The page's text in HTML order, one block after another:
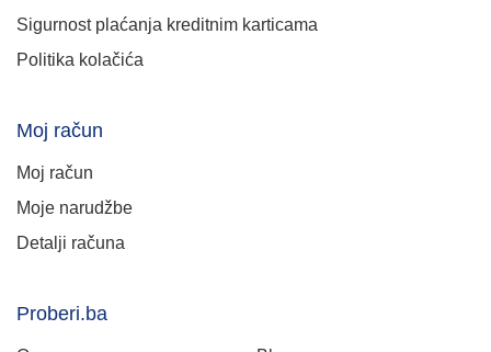
Sigurnost plaćanja kreditnim karticama
Politika kolačića
Moj račun
Moj račun
Moje narudžbe
Detalji računa
Proberi.ba